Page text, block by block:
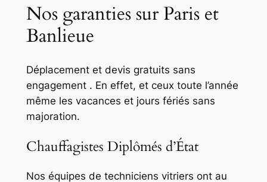
Nos garanties sur Paris et
Banlieue
Déplacement et devis gratuits sans
engagement . En effet, et ceux toute l’année
même les vacances et jours fériés sans
majoration.
Chauffagistes Diplômés d’État
Nos équipes de techniciens vitriers ont au